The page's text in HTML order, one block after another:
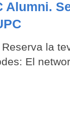
Alumni.
la
El